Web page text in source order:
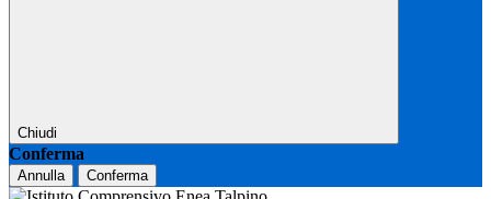
Chiudi
Conferma
Annulla Conferma